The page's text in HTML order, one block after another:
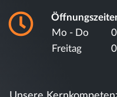
Öffnungszeiten
Freitag